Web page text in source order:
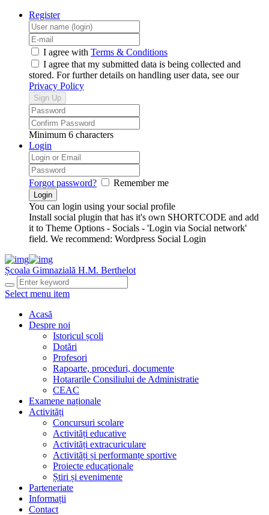
Register
I agree with Terms & Conditions
I agree that my submitted data is being collected and
stored. For further details on handling user data, see our
Privacy Policy
Minimum 6 characters
Login
Forgot password? Remember me
You can login using your social profile
Install social plugin that has it's own SHORTCODE and add
it to Theme Options - Socials - 'Login via Social network'
field. We recommend: Wordpress Social Login
Școala Gimnazială H.M. Berthelot
Select menu item
Acasă
Despre noi
Istoricul școli
Dotări
Profesori
Rapoarte, proceduri, documente
Hotararile Consiliului de Administratie
CEAC
Examene naționale
Activități
Concursuri scolare
Activități educative
Activități extracuriculare
Activități și performanțe sportive
Proiecte educaționale
Știri și evenimente
Parteneriate
Informații
Contact